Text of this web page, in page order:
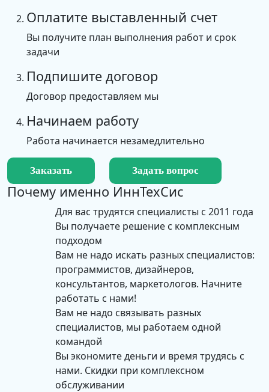
Оплатите выставленный счет
Вы получите план выполнения работ и срок
задачи
Подпишите договор
Договор предоставляем мы
Начинаем работу
Работа начинается незамедлительно
Заказать Задать вопрос
Почему именно ИннТехСис
Для вас трудятся специалисты с 2011 года
Вы получаете решение с комплексным
подходом
Вам не надо искать разных специалистов:
программистов, дизайнеров,
консультантов, маркетологов. Начните
работать с нами!
Вам не надо связывать разных
специалистов, мы работаем одной
командой
Вы экономите деньги и время трудясь с
нами. Скидки при комплексном
обслуживании